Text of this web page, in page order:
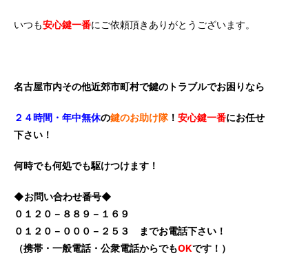
いつも安心鍵一番にご依頼頂きありがとうございます。
名古屋市内その他近郊市町村で鍵のトラブルでお困りなら
２４時間・年中無休の鍵のお助け隊！ 安心鍵一番にお任せ
下さい！
何時でも何処でも駆けつけます！
◆お問い合わせ番号◆
０１２０－８８９－１６９
０１２０－０００－２５３ までお電話下さい！
（携帯・一般電話・公衆電話からでもOKです！）